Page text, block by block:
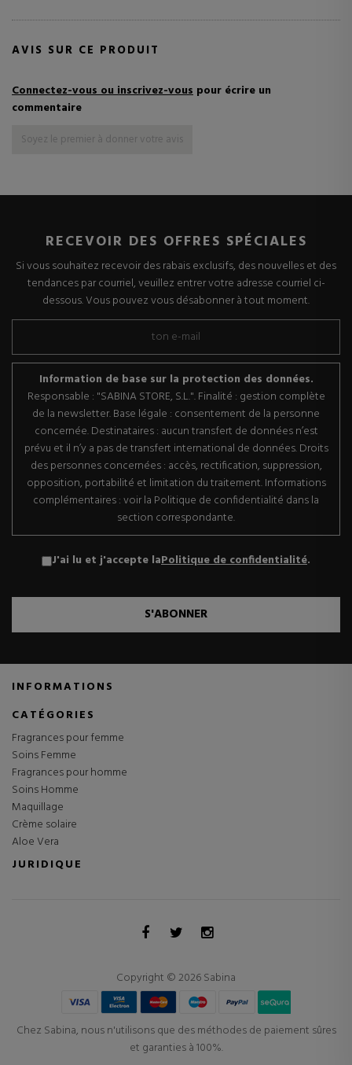
AVIS SUR CE PRODUIT
Connectez-vous ou inscrivez-vous pour écrire un
commentaire
Soyez le premier à donner votre avis
RECEVOIR DES OFFRES SPÉCIALES
Si vous souhaitez recevoir des rabais exclusifs, des nouvelles et des
tendances par courriel, veuillez entrer votre adresse courriel ci-
dessous. Vous pouvez vous désabonner à tout moment.
Information de base sur la protection des données.
Responsable : "SABINA STORE, S.L.". Finalité : gestion complète
de la newsletter. Base légale : consentement de la personne
concernée. Destinataires : aucun transfert de données n’est
prévu et il n’y a pas de transfert international de données. Droits
des personnes concernées : accès, rectification, suppression,
opposition, portabilité et limitation du traitement. Informations
complémentaires : voir la Politique de confidentialité dans la
section correspondante.
J'ai lu et j'accepte laPolitique de confidentialité.
S'ABONNER
INFORMATIONS
CATÉGORIES
Fragrances pour femme
Soins Femme
Fragrances pour homme
Soins Homme
Maquillage
Crème solaire
Aloe Vera
JURIDIQUE
Copyright © 2026 Sabina
Chez Sabina, nous n'utilisons que des méthodes de paiement sûres
et garanties à 100%.